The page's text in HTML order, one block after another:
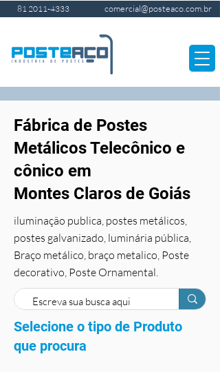
81 2011-4333 comercial@posteaco.com.br
Fábrica de Postes
Metálicos Telecônico e
cônico em
Montes Claros de Goiás
iluminação publica, postes metálicos,
postes galvanizado, luminária pública,
Braço metálico, braço metalico, Poste
decorativo, Poste Ornamental.
Selecione o tipo de Produto
que procura